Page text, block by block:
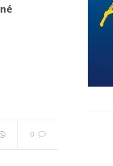
0